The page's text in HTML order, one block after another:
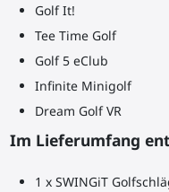
Golf It!
Tee Time Golf
Golf 5 eClub
Infinite Minigolf
Dream Golf VR
Im Lieferumfang
1 x SWINGiT